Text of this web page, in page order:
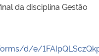
da disciplina Gestão
d/e/